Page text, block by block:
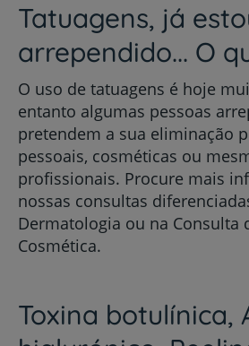
Tatuagens, já
arrependido... O
O uso de tatuagens é hoje
entanto algumas pessoas
pretendem a sua eliminação
pessoais, cosméticas ou
profissionais. Procure mais
nossas consultas
Dermatologia ou na Consulta
Cosmética.
Toxina botulínica,